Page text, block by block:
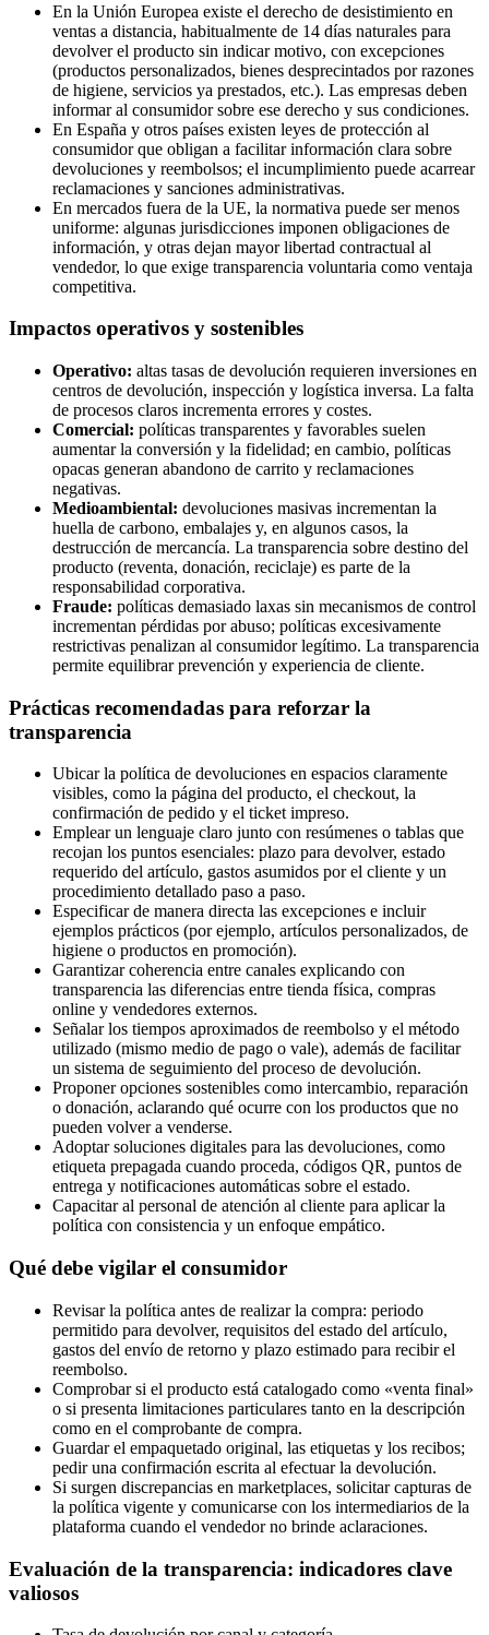
En la Unión Europea existe el derecho de desistimiento en
ventas a distancia, habitualmente de 14 días naturales para
devolver el producto sin indicar motivo, con excepciones
(productos personalizados, bienes desprecintados por razones
de higiene, servicios ya prestados, etc.). Las empresas deben
informar al consumidor sobre ese derecho y sus condiciones.
En España y otros países existen leyes de protección al
consumidor que obligan a facilitar información clara sobre
devoluciones y reembolsos; el incumplimiento puede acarrear
reclamaciones y sanciones administrativas.
En mercados fuera de la UE, la normativa puede ser menos
uniforme: algunas jurisdicciones imponen obligaciones de
información, y otras dejan mayor libertad contractual al
vendedor, lo que exige transparencia voluntaria como ventaja
competitiva.
Impactos operativos y sostenibles
Operativo: altas tasas de devolución requieren inversiones en
centros de devolución, inspección y logística inversa. La falta
de procesos claros incrementa errores y costes.
Comercial: políticas transparentes y favorables suelen
aumentar la conversión y la fidelidad; en cambio, políticas
opacas generan abandono de carrito y reclamaciones
negativas.
Medioambiental: devoluciones masivas incrementan la
huella de carbono, embalajes y, en algunos casos, la
destrucción de mercancía. La transparencia sobre destino del
producto (reventa, donación, reciclaje) es parte de la
responsabilidad corporativa.
Fraude: políticas demasiado laxas sin mecanismos de control
incrementan pérdidas por abuso; políticas excesivamente
restrictivas penalizan al consumidor legítimo. La transparencia
permite equilibrar prevención y experiencia de cliente.
Prácticas recomendadas para reforzar la
transparencia
Ubicar la política de devoluciones en espacios claramente
visibles, como la página del producto, el checkout, la
confirmación de pedido y el ticket impreso.
Emplear un lenguaje claro junto con resúmenes o tablas que
recojan los puntos esenciales: plazo para devolver, estado
requerido del artículo, gastos asumidos por el cliente y un
procedimiento detallado paso a paso.
Especificar de manera directa las excepciones e incluir
ejemplos prácticos (por ejemplo, artículos personalizados, de
higiene o productos en promoción).
Garantizar coherencia entre canales explicando con
transparencia las diferencias entre tienda física, compras
online y vendedores externos.
Señalar los tiempos aproximados de reembolso y el método
utilizado (mismo medio de pago o vale), además de facilitar
un sistema de seguimiento del proceso de devolución.
Proponer opciones sostenibles como intercambio, reparación
o donación, aclarando qué ocurre con los productos que no
pueden volver a venderse.
Adoptar soluciones digitales para las devoluciones, como
etiqueta prepagada cuando proceda, códigos QR, puntos de
entrega y notificaciones automáticas sobre el estado.
Capacitar al personal de atención al cliente para aplicar la
política con consistencia y un enfoque empático.
Qué debe vigilar el consumidor
Revisar la política antes de realizar la compra: periodo
permitido para devolver, requisitos del estado del artículo,
gastos del envío de retorno y plazo estimado para recibir el
reembolso.
Comprobar si el producto está catalogado como «venta final»
o si presenta limitaciones particulares tanto en la descripción
como en el comprobante de compra.
Guardar el empaquetado original, las etiquetas y los recibos;
pedir una confirmación escrita al efectuar la devolución.
Si surgen discrepancias en marketplaces, solicitar capturas de
la política vigente y comunicarse con los intermediarios de la
plataforma cuando el vendedor no brinde aclaraciones.
Evaluación de la transparencia: indicadores clave
valiosos